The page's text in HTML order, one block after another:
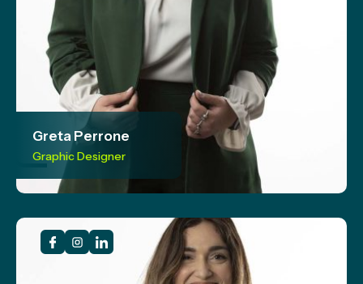
Greta Perrone
Graphic Designer